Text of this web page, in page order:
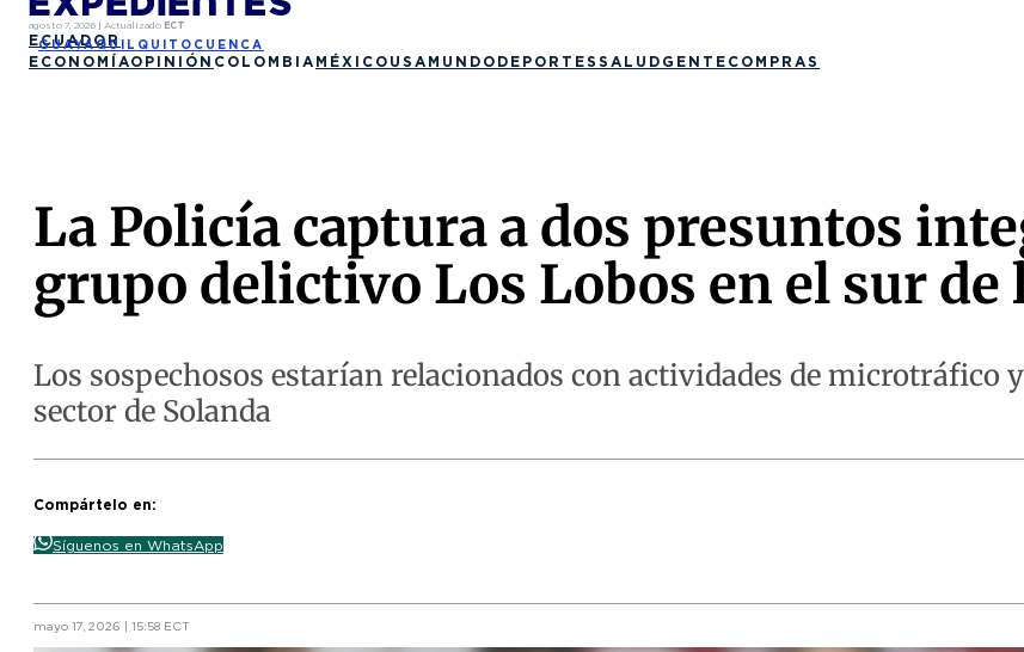
agosto 7, 2026 | Actualizado ECT
ECUADOR
GUAYAQUIL QUITO CUENCA
ECONOMÍAOPINIÓN COLOMBIA MÉXICO USA MUNDO DEPORTES SALUD GENTE COMPRAS
La Policía captura a dos presuntos
grupo delictivo Los Lobos en el sur de
Los sospechosos estarían relacionados con actividades de microtráfico
sector de Solanda
Compártelo en:
Síguenos en WhatsApp
mayo 17, 2026 | 15:58 ECT